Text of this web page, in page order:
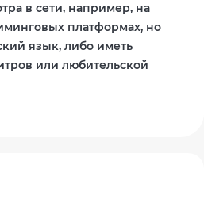
в сети, например, на
платформах, но
язык, либо иметь
или любительской